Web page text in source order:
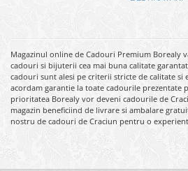
Magazinul online de Cadouri Premium Borealy
cadouri si bijuterii cea mai buna calitate
cadouri sunt alesi pe criterii stricte de calitate si
acordam garantie la toate cadourile prezentate
prioritatea Borealy vor deveni cadourile de
magazin beneficiind de livrare si ambalare
nostru de cadouri de Craciun pentru o